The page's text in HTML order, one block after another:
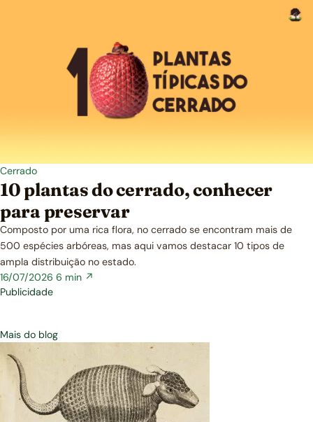
Cerrado
10 plantas do cerrado, conhecer
para preservar
Composto por uma rica flora, no cerrado se encontram mais de
500 espécies arbóreas, mas aqui vamos destacar 10 tipos de
ampla distribuição no estado.
16/07/2026 6 min ↗
Publicidade
Mais do blog